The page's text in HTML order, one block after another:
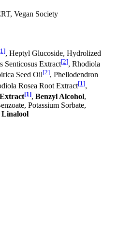
Vegan Society
, Heptyl Glucoside, Hydrolized
Senticosus Extract[2], Rhodiola
Seed Oil[2], Phellodendron
Rosea Root Extract[1],
[1], Benzyl Alcohol,
Potassium Sorbate,
Linalool